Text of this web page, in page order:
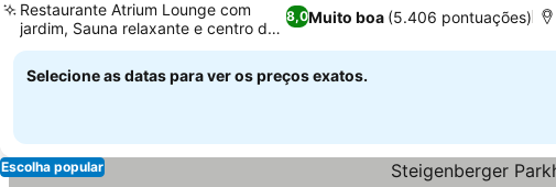
8,0Muito boa (5.406 pontuações)
Restaurante Atrium Lounge com
jardim, Sauna relaxante e centro de
fitness
Selecione as datas para ver os preços exatos.
Escolha popular